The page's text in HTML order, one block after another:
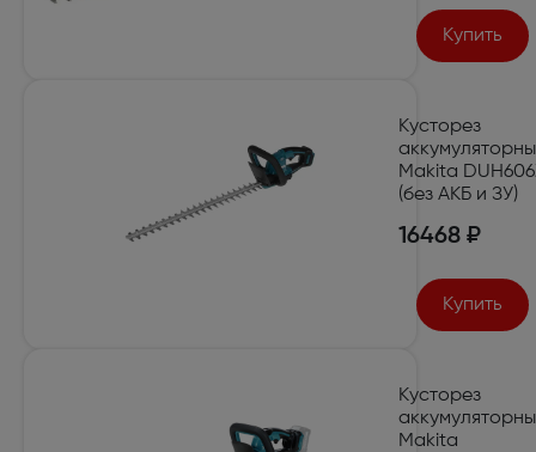
Купить
Кусторез
Makita
(без АКБ и ЗУ)
16468 ₽
Купить
Кусторез
Makita